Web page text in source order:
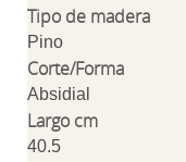
Tipo de madera
Pino
Corte/Forma
Absidial
Largo cm
40.5